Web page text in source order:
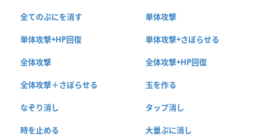
全てのぷにを消す 単体攻撃
単体攻撃+HP回復 単体攻撃+さぼらせる
全体攻撃 全体攻撃+HP回復
全体攻撃＋さぼらせる 玉を作る
なぞり消し タップ消し
時を止める 大量ぷに消し